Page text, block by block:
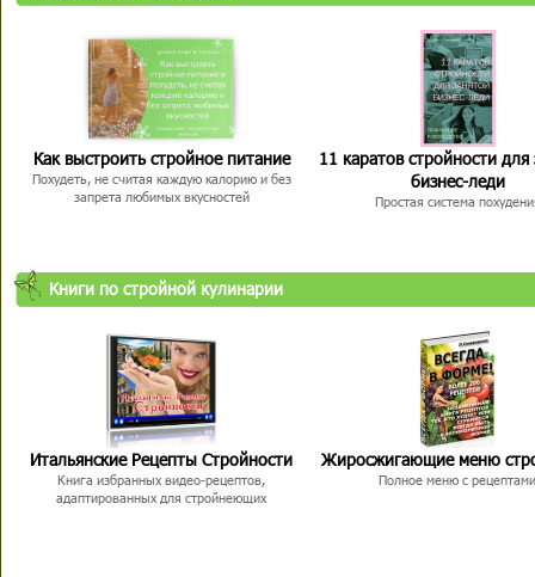
Как выстроить стройное питание
Похудеть, не считая каждую калорию и без
запрета любимых вкусностей
11 каратов стройности для
бизнес-леди
Простая система
Книги по стройной кулинарии
Итальянские Рецепты Стройности
Книга избранных видео-рецептов,
адаптированных для стройнеющих
Жиросжигающие меню
Полное меню с рецептами